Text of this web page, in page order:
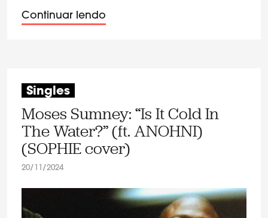
Continuar lendo
Singles
Moses Sumney: “Is It Cold In
The Water?” (ft. ANOHNI)
(SOPHIE cover)
20/11/2024